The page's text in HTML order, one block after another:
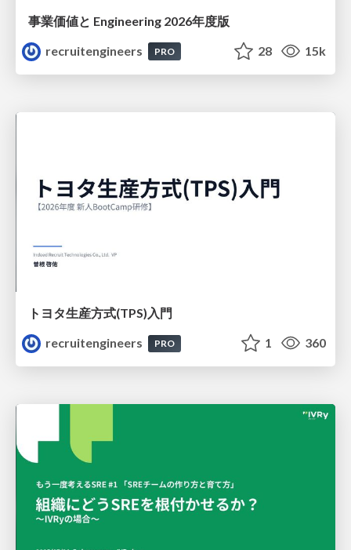
事業価値と Engineering 2026年度版
recruitengineers
PRO 28 15k
トヨタ⽣産⽅式(TPS)⼊⾨
recruitengineers
PRO 1 360